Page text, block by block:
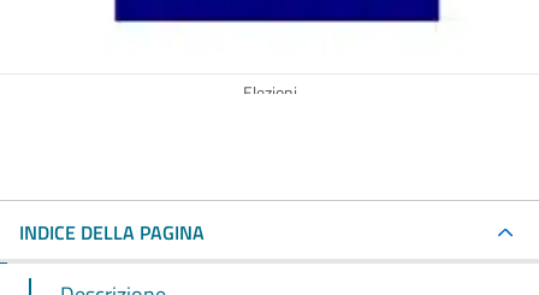
Elezioni
INDICE DELLA PAGINA